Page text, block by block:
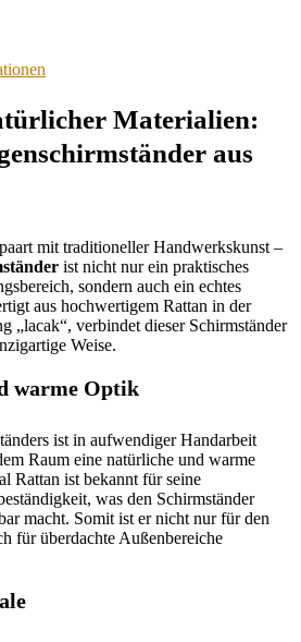
Materialien:
aus
mit traditioneller Handwerkskunst –
ist nicht nur ein praktisches
sondern auch ein echtes
aus hochwertigem Rattan in der
„lacak“, verbindet dieser Schirmständer
Weise.
warme Optik
ist in aufwendiger Handarbeit
Raum eine natürliche und warme
Rattan ist bekannt für seine
was den Schirmständer
macht. Somit ist er nicht nur für den
für überdachte Außenbereiche